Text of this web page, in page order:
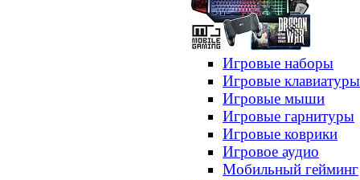
Игровые наборы
Игровые клавиатуры
Игровые мыши
Игровые гарнитуры
Игровые коврики
Игровое аудио
Мобильный гейминг